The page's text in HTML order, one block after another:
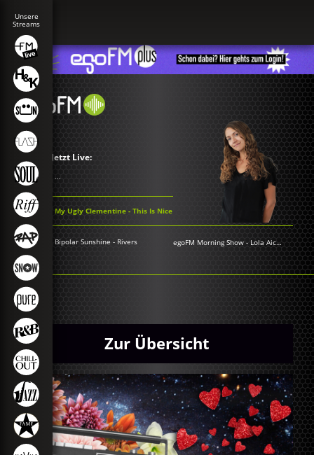
Jetzt Live:
...
My Ugly Clementine - This Is Nice
Bipolar Sunshine - Rivers egoFM Morning Show - Lola Aichner
Zur Übersicht